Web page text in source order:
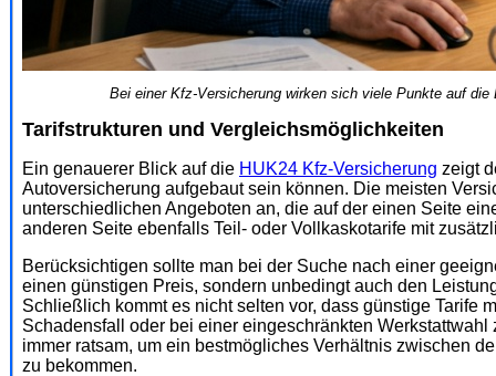
Bei einer Kfz-Versicherung wirken sich viele Punkte auf
Tarifstrukturen und Vergleichsmöglichkeiten
Ein genauerer Blick auf die HUK24 Kfz-Versicherung zeigt
Autoversicherung aufgebaut sein können. Die meisten
unterschiedlichen Angeboten an, die auf der einen Seite
anderen Seite ebenfalls Teil- oder Vollkaskotarife mit
Berücksichtigen sollte man bei der Suche nach einer
einen günstigen Preis, sondern unbedingt auch den
Schließlich kommt es nicht selten vor, dass günstige Tarife
Schadensfall oder bei einer eingeschränkten
immer ratsam, um ein bestmögliches Verhältnis zwischen
zu bekommen.